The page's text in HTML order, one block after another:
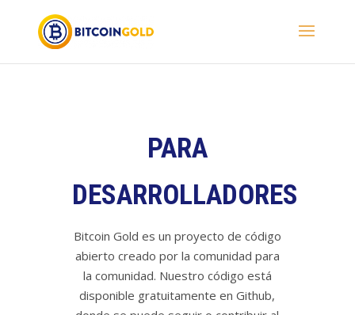
PARA
DESARROLLADORES
Bitcoin Gold es un proyecto de código
abierto creado por la comunidad para
la comunidad. Nuestro código está
disponible gratuitamente en Github,